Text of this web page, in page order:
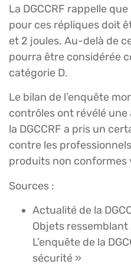
La DGCCRF rappelle
pour ces répliques doit
et 2 joules. Au-delà de
pourra être considérée
catégorie D.
Le bilan de l’enquête
contrôles ont révélé une
la DGCCRF a pris un
contre les
produits non conformes
Sources :
Actualité de la
Objets ressemblant
L’enquête de la
sécurité »